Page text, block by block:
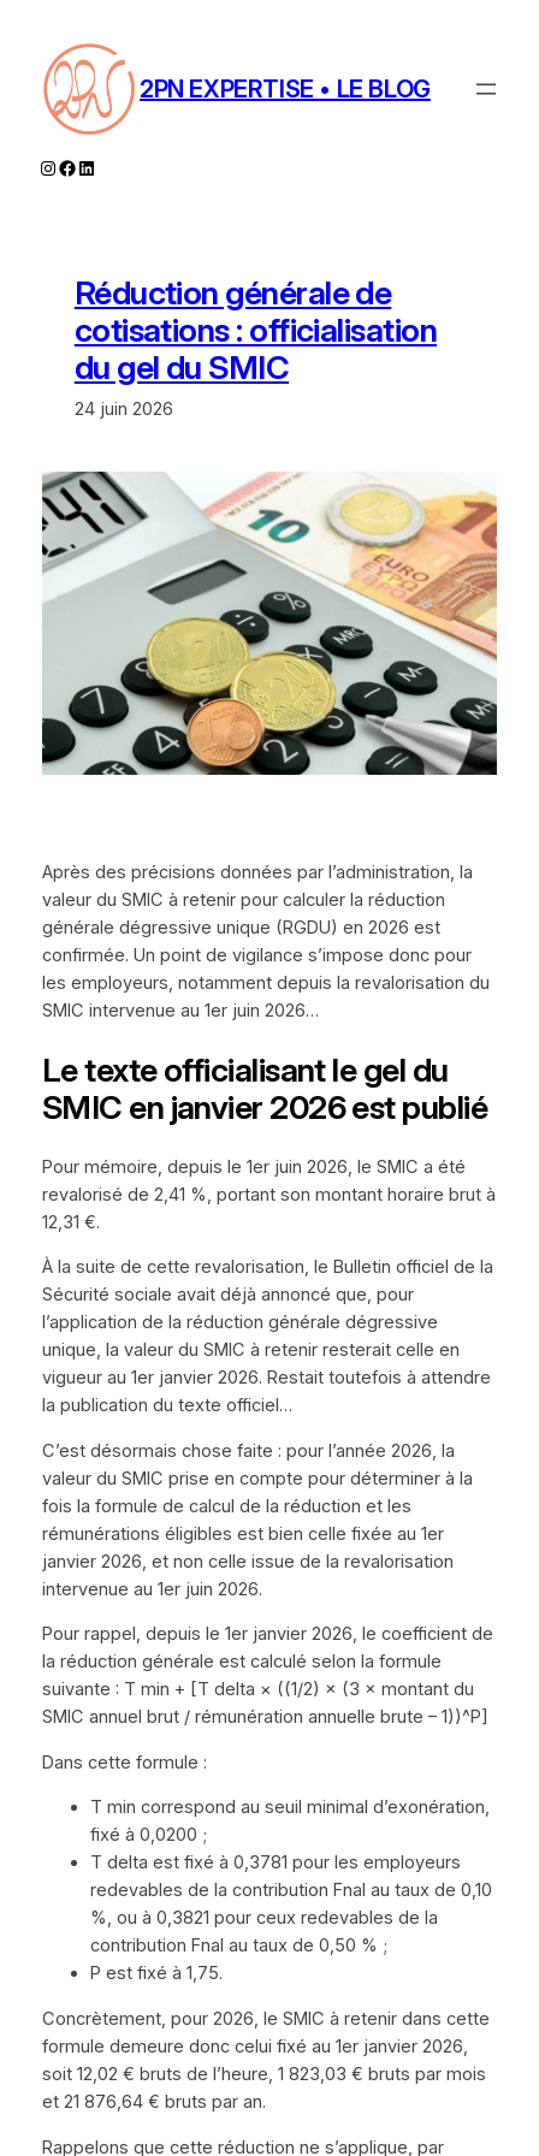
contenu
2PN EXPERTISE • LE BLOG
Instagram
Facebook
LinkedIn
Réduction générale de
cotisations : officialisation
du gel du SMIC
24 juin 2026
Après des précisions données par l’administration, la
valeur du SMIC à retenir pour calculer la réduction
générale dégressive unique (RGDU) en 2026 est
confirmée. Un point de vigilance s’impose donc pour
les employeurs, notamment depuis la revalorisation du
SMIC intervenue au 1er juin 2026…
Le texte officialisant le gel du
SMIC en janvier 2026 est publié
Pour mémoire, depuis le 1er juin 2026, le SMIC a été
revalorisé de 2,41 %, portant son montant horaire brut à
12,31 €.
À la suite de cette revalorisation, le Bulletin officiel de la
Sécurité sociale avait déjà annoncé que, pour
l’application de la réduction générale dégressive
unique, la valeur du SMIC à retenir resterait celle en
vigueur au 1er janvier 2026. Restait toutefois à attendre
la publication du texte officiel…
C’est désormais chose faite : pour l’année 2026, la
valeur du SMIC prise en compte pour déterminer à la
fois la formule de calcul de la réduction et les
rémunérations éligibles est bien celle fixée au 1er
janvier 2026, et non celle issue de la revalorisation
intervenue au 1er juin 2026.
Pour rappel, depuis le 1er janvier 2026, le coefficient de
la réduction générale est calculé selon la formule
suivante : T min + [T delta × ((1/2) × (3 × montant du
SMIC annuel brut / rémunération annuelle brute – 1))^P]
Dans cette formule :
T min correspond au seuil minimal d’exonération,
fixé à 0,0200 ;
T delta est fixé à 0,3781 pour les employeurs
redevables de la contribution Fnal au taux de 0,10
%, ou à 0,3821 pour ceux redevables de la
contribution Fnal au taux de 0,50 % ;
P est fixé à 1,75.
Concrètement, pour 2026, le SMIC à retenir dans cette
formule demeure donc celui fixé au 1er janvier 2026,
soit 12,02 € bruts de l’heure, 1 823,03 € bruts par mois
et 21 876,64 € bruts par an.
Rappelons que cette réduction ne s’applique, par